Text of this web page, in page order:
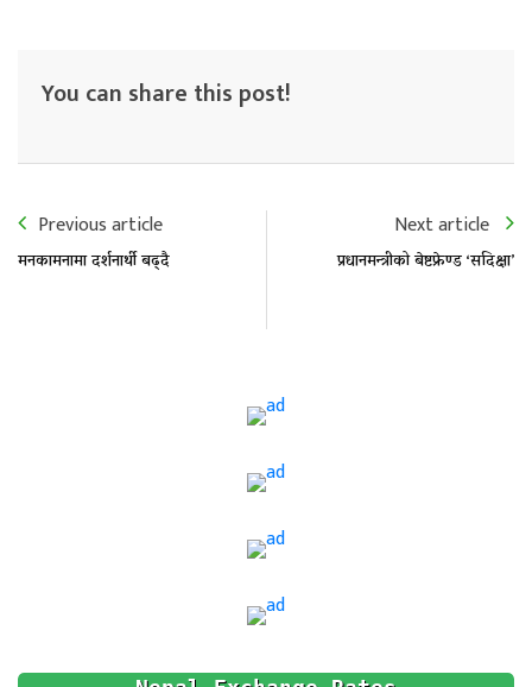
You can share this post!
Previous article
मनकामनामा दर्शनार्थी बढ्दै
Next article
प्रधानमन्त्रीको बेष्टफ्रेण्ड ‘सदिक्षा’